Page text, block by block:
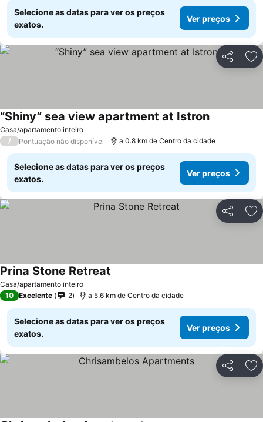
Selecione as datas para ver os preços
exatos.
Ver preços
Partilhar
Casa/apartamento inteiro
“Shiny” sea view apartment at Istron
/ Pontuação não disponível a 0.8 km de Centro da cidade
Selecione as datas para ver os preços
exatos.
Ver preços
Partilhar
Casa/apartamento inteiro
Prina Stone Retreat
10 Excelente 2 a 5.6 km de Centro da cidade
Selecione as datas para ver os preços
exatos.
Ver preços
Partilhar